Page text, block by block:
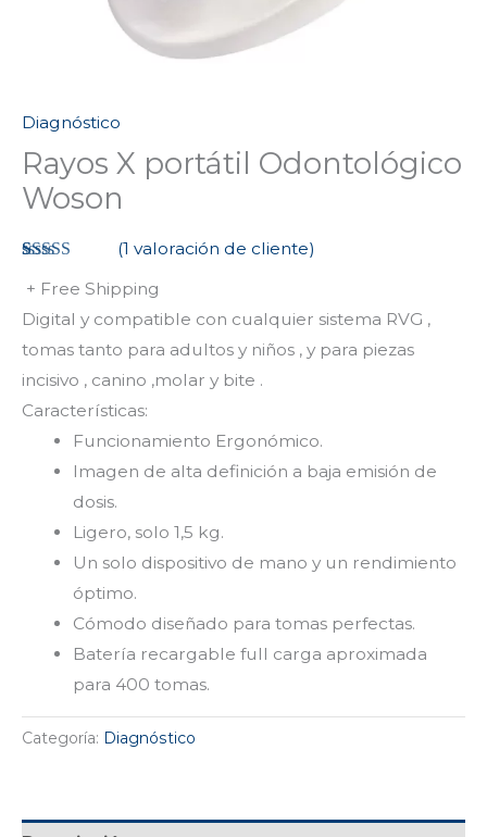
Diagnóstico
Rayos X portátil Odontológico
Woson
4.00sobre
en
de cliente
(1 valoración de cliente)
+ Free Shipping
Digital y compatible con cualquier sistema RVG ,
tomas tanto para adultos y niños , y para piezas
incisivo , canino ,molar y bite .
Características:
Funcionamiento Ergonómico.
Imagen de alta definición a baja emisión de
dosis.
Ligero, solo 1,5 kg.
Un solo dispositivo de mano y un rendimiento
óptimo.
Cómodo diseñado para tomas perfectas.
Batería recargable full carga aproximada
para 400 tomas.
Categoría: Diagnóstico